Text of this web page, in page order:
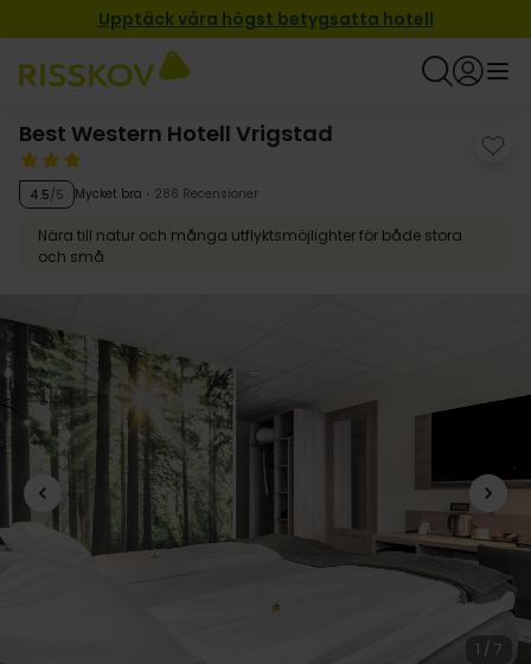
Upptäck våra högst betygsatta hotell
Best Western Hotell Vrigstad
4.5/5 Mycket bra 286 Recensioner
Nära till natur och många utflyktsmöjlighter för både stora
och små
1 / 7